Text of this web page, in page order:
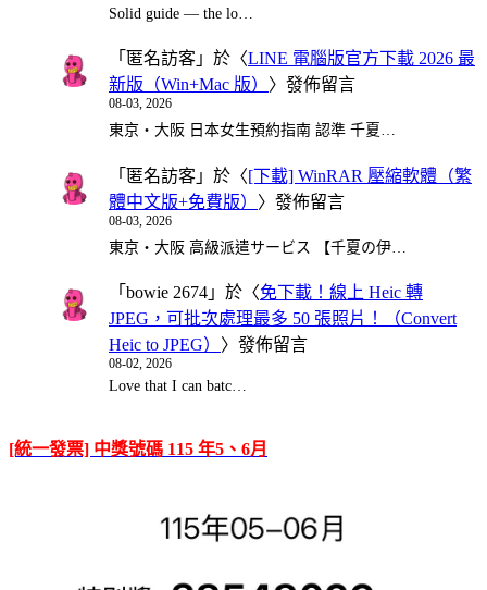
Solid guide — the lo…
「 匿名訪客 」於〈LINE 電腦版官方下載 2026 最
新版（Win+Mac 版） 〉發佈留言
08-03, 2026
東京・大阪 日本女生預約指南 認準 千夏…
「 匿名訪客 」於〈[下載] WinRAR 壓縮軟體（繁
體中文版+免費版） 〉發佈留言
08-03, 2026
東京・大阪 高級派遣サービス 【千夏の伊…
「 bowie 2674 」於〈免下載！線上 Heic 轉
JPEG，可批次處理最多 50 張照片！（Convert
Heic to JPEG） 〉發佈留言
08-02, 2026
Love that I can batc…
[統一發票] 中獎號碼 115 年5、6月